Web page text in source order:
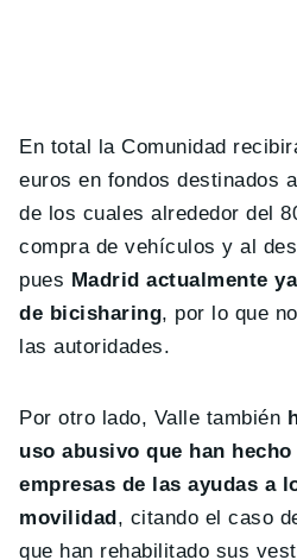
En total la Comunidad
euros en fondos destinados
de los cuales alrededor del
compra de vehículos y al
pues Madrid actualmente
de bicisharing, por lo que
las autoridades.
Por otro lado, Valle también
uso abusivo que han
empresas de las ayudas a
movilidad, citando el caso
que han rehabilitado sus